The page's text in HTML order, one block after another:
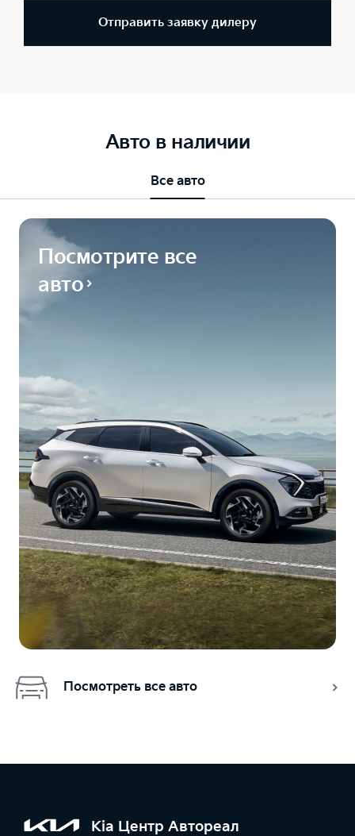
Отправить заявку дилеру
Авто в наличии
Все авто
Посмотрите все
авто
Посмотреть все авто
Kia Центр Автореал